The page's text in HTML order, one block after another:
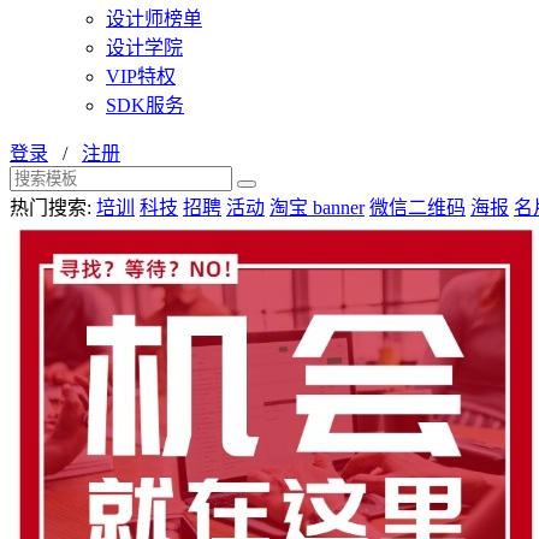
设计师榜单
设计学院
VIP特权
SDK服务
登录 / 注册
热门搜索: 培训 科技 招聘 活动 淘宝 banner 微信二维码 海报 名